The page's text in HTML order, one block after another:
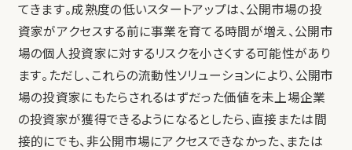
てきます。成熟度の低いスタートアップは、公開市場の投
資家がアクセスする前に事業を育てる時間が増え、公開市
場の個人投資家に対するリスクを小さくする可能性があり
ます。ただし、これらの流動性ソリューションにより、公開市
場の投資家にもたらされるはずだった価値を未上場企業
の投資家が獲得できるようになるとしたら、直接または間
接的にでも、非公開市場にアクセスできなかった、または